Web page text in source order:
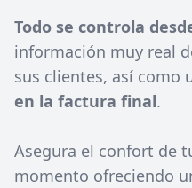
Todo se controla
información muy real
sus clientes, así como
en la factura final.
Asegura el confort de
momento ofreciendo